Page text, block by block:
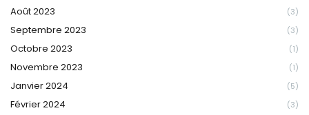
Août 2023 (3)
Septembre 2023 (3)
Octobre 2023 (1)
Novembre 2023 (1)
Janvier 2024 (5)
Février 2024 (3)